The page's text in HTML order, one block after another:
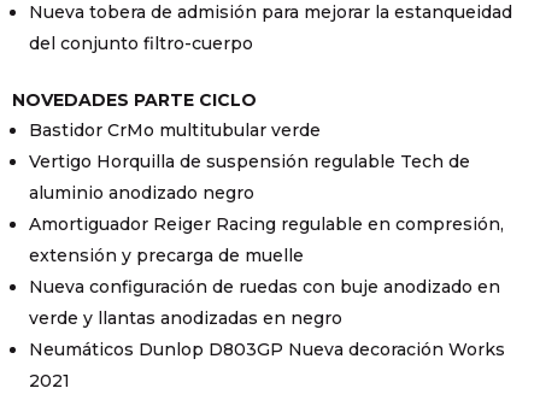
Nueva tobera de admisión para mejorar la estanqueidad
del conjunto filtro-cuerpo
NOVEDADES PARTE CICLO
Bastidor CrMo multitubular verde
Vertigo Horquilla de suspensión regulable Tech de
aluminio anodizado negro
Amortiguador Reiger Racing regulable en compresión,
extensión y precarga de muelle
Nueva configuración de ruedas con buje anodizado en
verde y llantas anodizadas en negro
Neumáticos Dunlop D803GP Nueva decoración Works
2021